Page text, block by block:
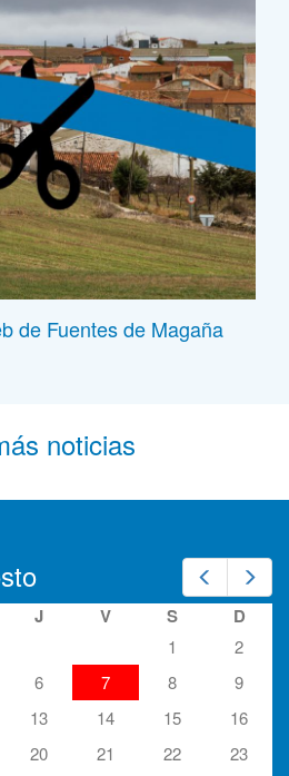
de Fuentes de Magaña
noticias
Prev
J V S D
1
2
6 7 8
9
13 14 15
16
20 21 22
23